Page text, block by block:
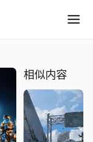
相似内容